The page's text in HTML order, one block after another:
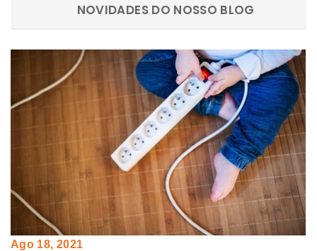
Ago 18, 2021
NOVIDADES DO NOSSO BLOG